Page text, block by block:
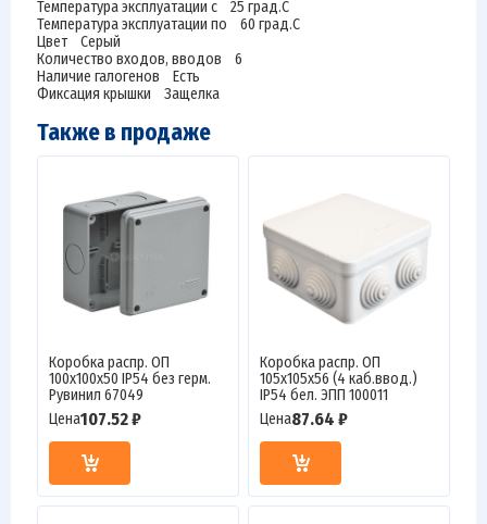
Температура эксплуатации с 25 град.C
Температура эксплуатации по 60 град.C
Цвет Серый
Количество входов, вводов 6
Наличие галогенов Есть
Фиксация крышки Защелка
Также в продаже
Коробка распр. ОП
100х100х50 IP54 без герм.
Рувинил 67049
Цена107.52 ₽
Коробка распр. ОП
105х105х56 (4 каб.ввод.)
IP54 бел. ЭПП 100011
Цена87.64 ₽